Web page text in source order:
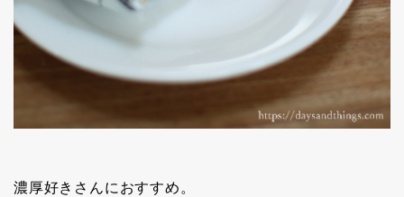
濃厚好きさんにおすすめ。